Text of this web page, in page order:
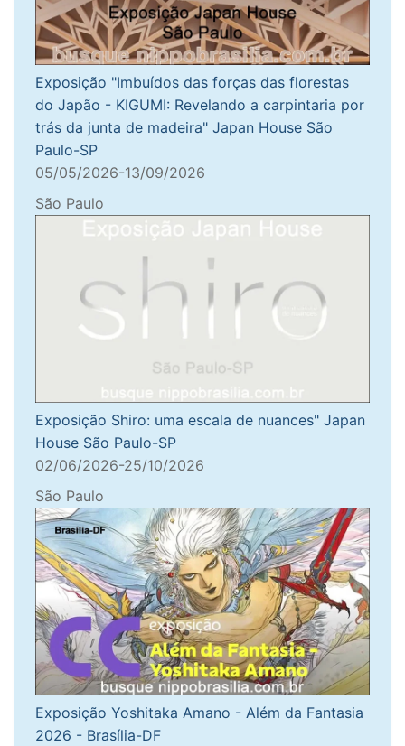
Exposição "Imbuídos das forças das florestas
do Japão - KIGUMI: Revelando a carpintaria por
trás da junta de madeira" Japan House São
Paulo-SP
05/05/2026-13/09/2026
São Paulo
Exposição Shiro: uma escala de nuances" Japan
House São Paulo-SP
02/06/2026-25/10/2026
São Paulo
Exposição Yoshitaka Amano - Além da Fantasia
2026 - Brasília-DF